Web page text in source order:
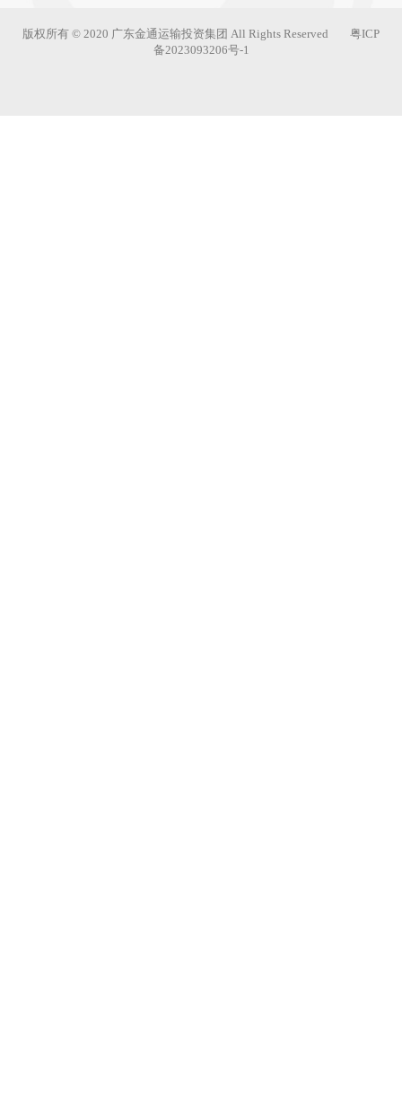
版权所有 © 2020 广东金通运输投资集团 All Rights Reserved 粤ICP
备2023093206号-1